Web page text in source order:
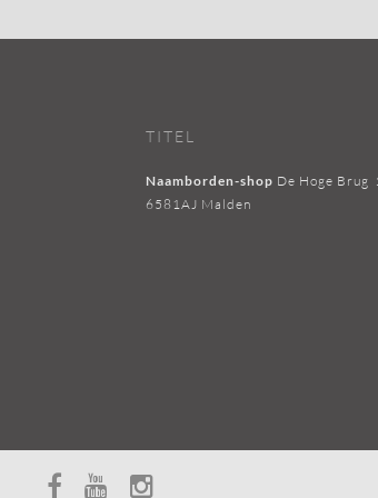
TITEL
Naamborden-shop De Hoge Brug
6581AJ Malden